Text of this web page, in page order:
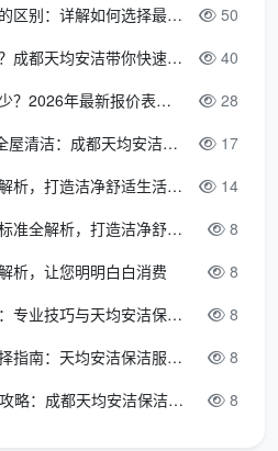
固污渍、特殊材质护理）
练）：
面清扫、家具擦拭）
备
理
时的服务效率提升40%以上，
多高质量工作。
备的精准应用
日常保洁和深度保洁的区别：详解如何选择最适合的清洁服务 50
日常保洁是什么意思？成都天均安洁带你快速区分“日常vs深度vs开荒” 40
成都保洁服务价格多少？2026年最新报价表来了，这一篇看透所有费用 28
日常保洁99元4小时全屋清洁：成都天均安洁保洁超值服务全解析 17
专业日常保洁标准全解析，打造洁净舒适生活空间 14
专业日常保洁流程及标准全解析，打造洁净舒适环境 8
析，让您明明白白消费 8
日常保洁的正确方式：专业技巧与天均安洁保洁服务全解析 8
日常保洁公司专业选择指南：天均安洁保洁服务全解析 8
日常保洁2小时高效攻略：成都天均安洁保洁专业时间管理方案 8